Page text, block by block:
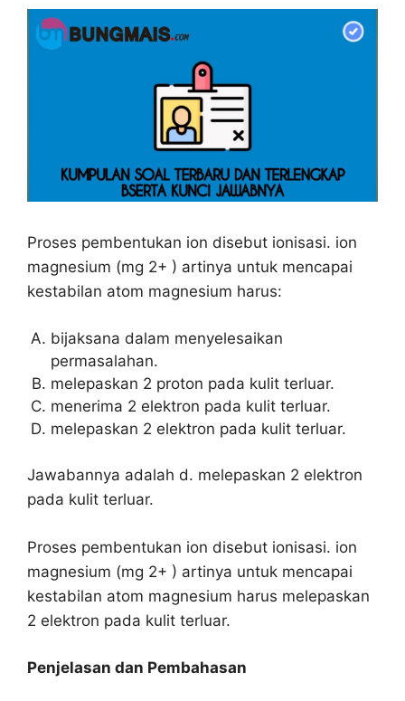
Proses pembentukan ion disebut ionisasi. ion
magnesium (mg 2+ ) artinya untuk mencapai
kestabilan atom magnesium harus:
bijaksana dalam menyelesaikan
permasalahan.
melepaskan 2 proton pada kulit terluar.
menerima 2 elektron pada kulit terluar.
melepaskan 2 elektron pada kulit terluar.
Jawabannya adalah d. melepaskan 2 elektron
pada kulit terluar.
Proses pembentukan ion disebut ionisasi. ion
magnesium (mg 2+ ) artinya untuk mencapai
kestabilan atom magnesium harus melepaskan
2 elektron pada kulit terluar.
Penjelasan dan Pembahasan